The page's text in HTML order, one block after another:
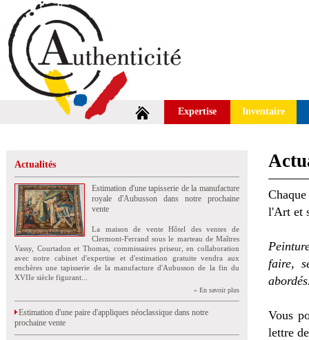
Expertise Inventaire
Actualités
Estimation d'une tapisserie de la manufacture
royale d'Aubusson dans notre prochaine
vente
La maison de vente Hôtel des ventes de
Clermont-Ferrand sous le marteau de Maîtres
Vassy, Courtadon et Thomas, commissaires priseur, en collaboration
avec notre cabinet d'expertise et d'estimation gratuite vendra aux
enchères une tapisserie de la manufacture d'Aubusson de la fin du
XVIIe siècle figurant...
» En savoir plus
Estimation d'une paire d'appliques néoclassique dans notre
prochaine vente
l'Art et
faire,
Vous
lettre